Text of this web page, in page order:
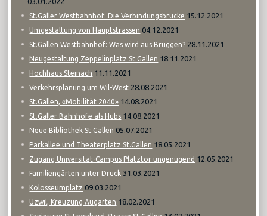
St.Galler Westbahnhof: Die Verbindungsbrücke 15.12.2021
Umgestaltung von Hauptstrassen 04.12.2021
St.Gallen Westbahnhof: Was wird aus Bruggen? 28.11.2021
Neugestaltung Zeppelinplatz St.Gallen 18.11.2021
Hochhaus Steinach 11.11.2021
Verkehrsplanung um Wil-West 28.08.2021
St.Gallen, «Mobilität 2040» 14.08.2021
St.Galler Bahnhöfe als Hubs 14.08.2021
Neue Bibliothek St.Gallen 05.07.2021
Parkallee und Theaterplatz St.Gallen 18.05.2021
Zugang Universität-Campus Platztor ungenügend 12.05.2021
Familiengärten unter Druck 31.03.2021
Kolosseumplatz 09.03.2021
Uzwil, Kreuzung Augarten 18.02.2021